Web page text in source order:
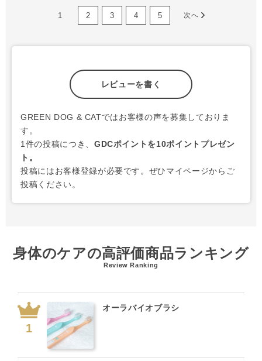
1 2 3 4 5 次へ
レビューを書く
GREEN DOG & CATではお客様の声を募集しておりま
す。
1件の投稿につき、 GDCポイントを10ポイントプレゼン
ト。
投稿にはお客様登録が必要です。ぜひマイページからご
投稿ください。
身体のケアの高評価商品ランキング
Review Ranking
オーラバイオブラシ